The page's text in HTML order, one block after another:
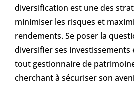
diversification est une des
minimiser les risques et
rendements. Se poser la
diversifier ses
tout gestionnaire de
cherchant à sécuriser son